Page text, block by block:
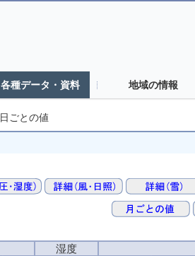
各種データ・資料 地域の情報
日ごとの値
湿度